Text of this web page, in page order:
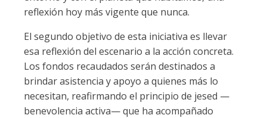
reflexión hoy más vigente que nunca.
El segundo objetivo de esta iniciativa es llevar
esa reflexión del escenario a la acción concreta.
Los fondos recaudados serán destinados a
brindar asistencia y apoyo a quienes más lo
necesitan, reafirmando el principio de jesed —
benevolencia activa— que ha acompañado